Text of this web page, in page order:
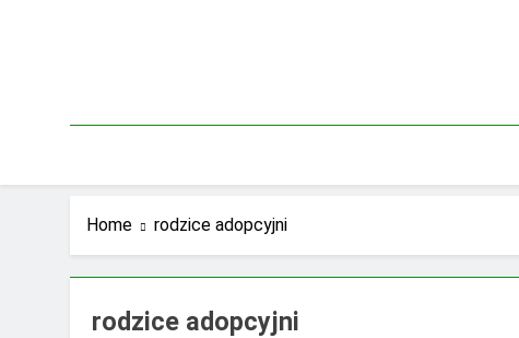
Home rodzice adopcyjni
rodzice adopcyjni